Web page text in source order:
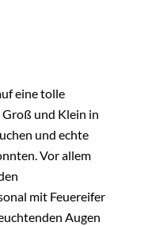
eine tolle
und Klein in
und echte
Vor allem
mit Feuereifer
Augen